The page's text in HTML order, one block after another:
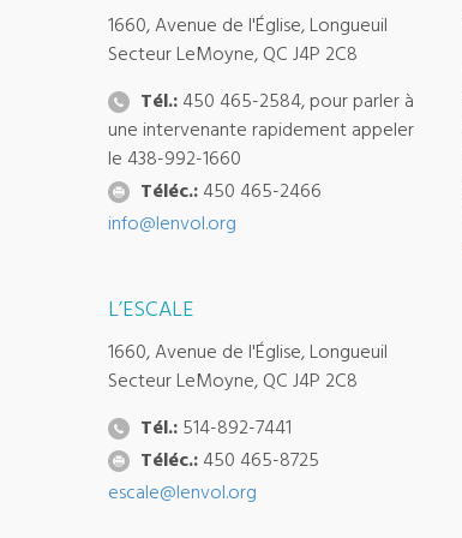
1660, Avenue de l'Église, Longueuil
Secteur LeMoyne, QC J4P 2C8
Tél.: 450 465-2584, pour parler à
une intervenante rapidement appeler
le 438-992-1660
Téléc.: 450 465-2466
info@lenvol.org
L’ESCALE
1660, Avenue de l'Église, Longueuil
Secteur LeMoyne, QC J4P 2C8
Tél.: 514-892-7441
Téléc.: 450 465-8725
escale@lenvol.org